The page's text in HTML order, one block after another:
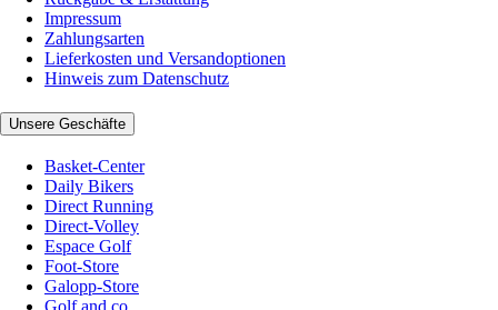
Impressum
Zahlungsarten
Lieferkosten und Versandoptionen
Hinweis zum Datenschutz
Unsere Geschäfte
Basket-Center
Daily Bikers
Direct Running
Direct-Volley
Espace Golf
Foot-Store
Galopp-Store
Golf and co